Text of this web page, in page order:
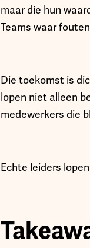
maar die hun
Teams waar
Die toekomst is
lopen niet alleen
medewerkers die
Echte leiders